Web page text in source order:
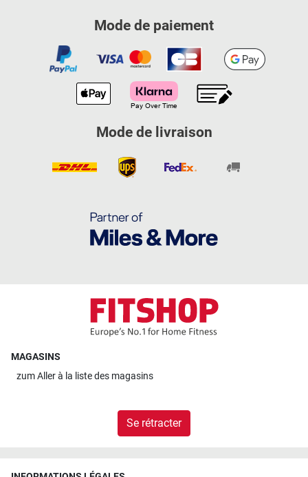
Mode de paiement
Mode de livraison
MAGASINS
zumAller à la liste des magasins
Se rétracter